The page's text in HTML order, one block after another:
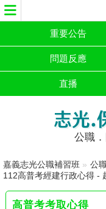
重要公告
問題反應
直播
志光.
公職
嘉義志光公職補習班 » 公
112高普考經建行政心得 -
高普考考取心得